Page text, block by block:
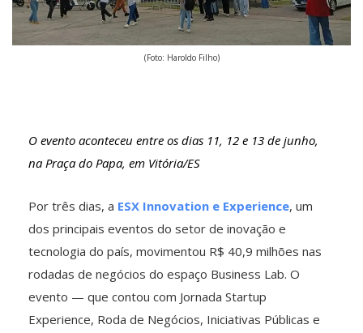
(Foto: Haroldo Filho)
O evento aconteceu entre os dias 11, 12 e 13 de junho,
na Praça do Papa, em Vitória/ES
Por três dias, a ESX Innovation e Experience, um
dos principais eventos do setor de inovação e
tecnologia do país, movimentou R$ 40,9 milhões nas
rodadas de negócios do espaço Business Lab. O
evento — que contou com Jornada Startup
Experience, Roda de Negócios, Iniciativas Públicas e